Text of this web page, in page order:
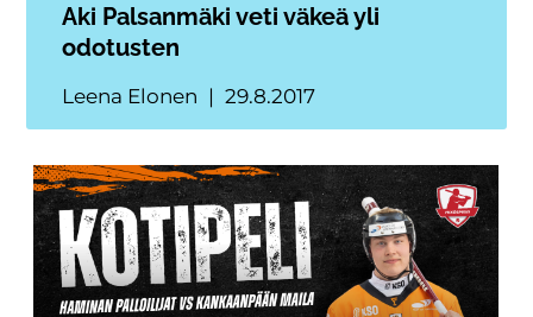
Aki Palsanmäki veti väkeä yli
odotusten
Leena Elonen 29.8.2017